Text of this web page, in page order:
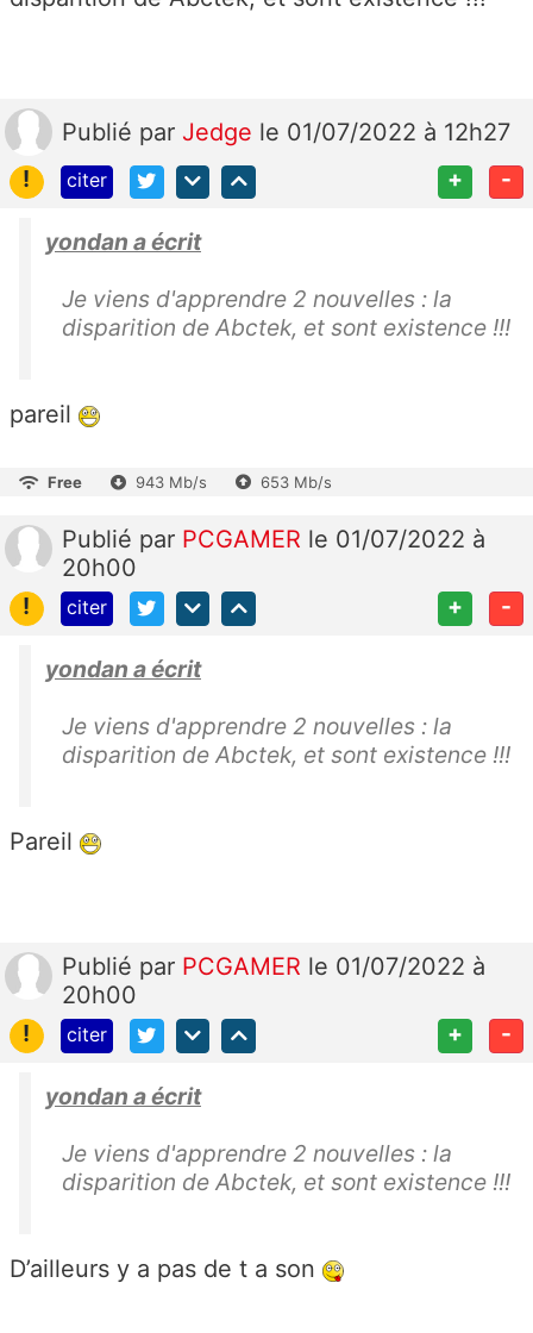
Publié par Jedge le 01/07/2022 à 12h27
!
citer + -
yondan a écrit
Je viens d'apprendre 2 nouvelles : la
disparition de Abctek, et sont existence !!!
pareil
Free 943 Mb/s 653 Mb/s
Publié par PCGAMER le 01/07/2022 à
20h00
!
citer + -
yondan a écrit
Je viens d'apprendre 2 nouvelles : la
disparition de Abctek, et sont existence !!!
Pareil
Publié par PCGAMER le 01/07/2022 à
20h00
!
citer + -
yondan a écrit
Je viens d'apprendre 2 nouvelles : la
disparition de Abctek, et sont existence !!!
D’ailleurs y a pas de t a son